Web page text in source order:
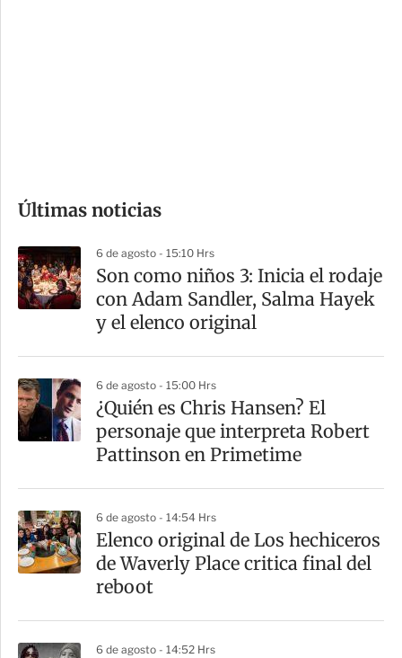
m
a
r
t
Últimas noticias
6 de agosto - 15:10 Hrs
Son como niños 3: Inicia el rodaje
con Adam Sandler, Salma Hayek
y el elenco original
6 de agosto - 15:00 Hrs
¿Quién es Chris Hansen? El
personaje que interpreta Robert
Pattinson en Primetime
6 de agosto - 14:54 Hrs
Elenco original de Los hechiceros
de Waverly Place critica final del
reboot
6 de agosto - 14:52 Hrs